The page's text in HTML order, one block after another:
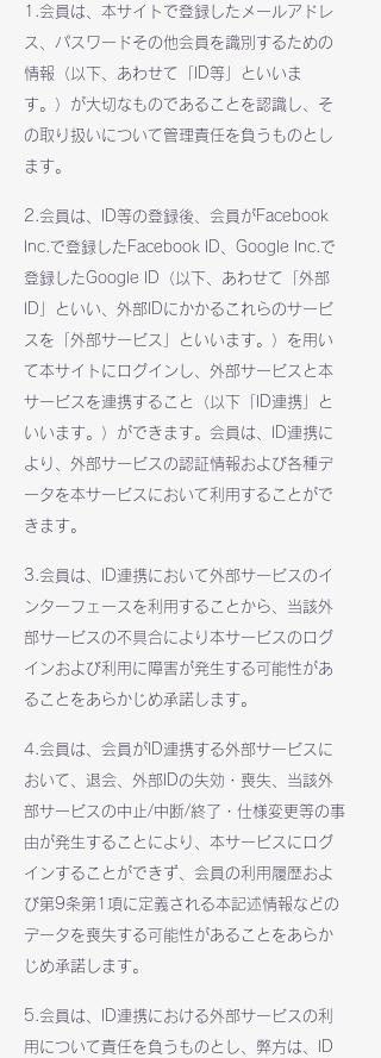
1.会員は、本サイトで登録したメールアドレ
ス、パスワードその他会員を識別するための
情報（以下、あわせて「ID等」といいま
す。）が大切なものであることを認識し、そ
の取り扱いについて管理責任を負うものとし
ます。
2.会員は、ID等の登録後、会員がFacebook
Inc.で登録したFacebook ID、Google Inc.で
登録したGoogle ID（以下、あわせて「外部
ID」といい、外部IDにかかるこれらのサービ
スを「外部サービス」といいます。）を用い
て本サイトにログインし、外部サービスと本
サービスを連携すること（以下「ID連携」と
いいます。）ができます。会員は、ID連携に
より、外部サービスの認証情報および各種デ
ータを本サービスにおいて利用することがで
きます。
3.会員は、ID連携において外部サービスのイ
ンターフェースを利用することから、当該外
部サービスの不具合により本サービスのログ
インおよび利用に障害が発生する可能性があ
ることをあらかじめ承諾します。
4.会員は、会員がID連携する外部サービスに
おいて、退会、外部IDの失効・喪失、当該外
部サービスの中止/中断/終了・仕様変更等の事
由が発生することにより、本サービスにログ
インすることができず、会員の利用履歴およ
び第9条第1項に定義される本記述情報などの
データを喪失する可能性があることをあらか
じめ承諾します。
5.会員は、ID連携における外部サービスの利
用について責任を負うものとし、弊方は、ID